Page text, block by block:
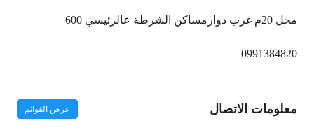
محل 20م غرب دوارمساكن الشرطة عالرئيسي 600
0991384820
معلومات الاتصال عرض القوائم